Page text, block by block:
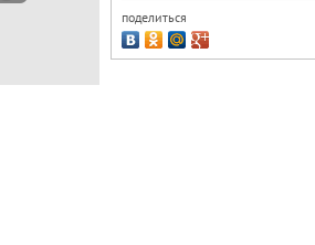
поделиться